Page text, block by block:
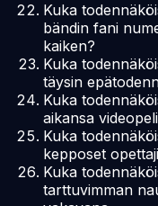
Kuka
bändin fani
kaiken?
Kuka
täysin
Kuka
aikansa
Kuka
kepposet
Kuka
tarttuvimman